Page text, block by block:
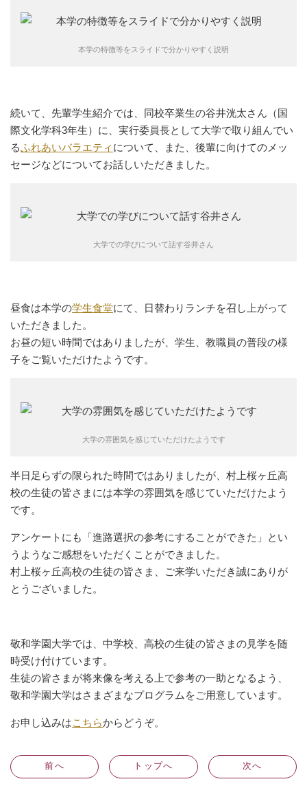
本学の特徴等をスライドで分かりやすく説明
続いて、先輩学生紹介では、同校卒業生の谷井洸太さん（国
際文化学科3年生）に、実行委員長として大学で取り組んでい
るふれあいバラエティ について、また、後輩に向けてのメッ
セージなどについてお話しいただきました。
大学での学びについて話す谷井さん
昼食は本学の学生食堂にて、日替わりランチを召し上がって
いただきました。
お昼の短い時間ではありましたが、学生、教職員の普段の様
子をご覧いただけたようです。
大学の雰囲気を感じていただけたようです
半日足らずの限られた時間ではありましたが、村上桜ヶ丘高
校の生徒の皆さまには本学の雰囲気を感じていただけたよう
です。
アンケートにも「進路選択の参考にすることができた」とい
うようなご感想をいただくことができました。
村上桜ヶ丘高校の生徒の皆さま、ご来学いただき誠にありが
とうございました。
敬和学園大学では、中学校、高校の生徒の皆さまの見学を随
時受け付けています。
生徒の皆さまが将来像を考える上で参考の一助となるよう、
敬和学園大学はさまざまなプログラムをご用意しています。
お申し込みはこちらからどうぞ。
前へ トップへ 次へ